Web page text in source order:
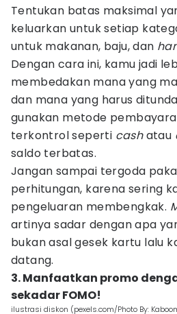
Tentukan batas maksimal
keluarkan untuk setiap
untuk makanan, baju, dan
Dengan cara ini, kamu jadi
membedakan mana yang
dan mana yang harus
gunakan metode
terkontrol seperti cashatau
saldo terbatas.
Jangan sampai tergoda
perhitungan, karena sering
pengeluaran membengkak.
artinya sadar dengan apa
bukan asal gesek kartu lalu
datang.
3. Manfaatkan promo
sekadar FOMO!
ilustrasi diskon (pexels.com/Photo By: